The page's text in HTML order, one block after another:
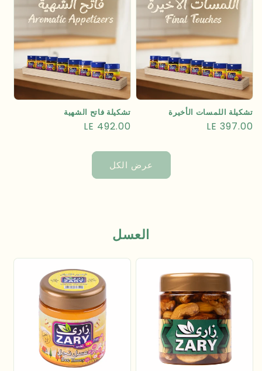
تشكيلة اللمسات الأخيرة
السعر
LE 397.00
تشكيلة فاتح الشهية
السعر
LE 492.00
عرض الكل
العسل